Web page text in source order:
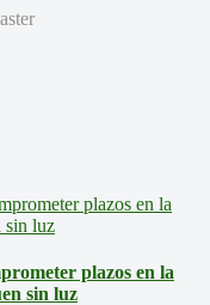
plazos en la
sin luz